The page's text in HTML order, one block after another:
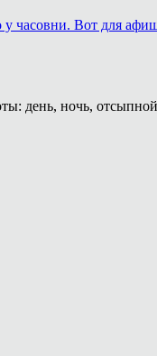
у часовни. Вот для
день, ночь,